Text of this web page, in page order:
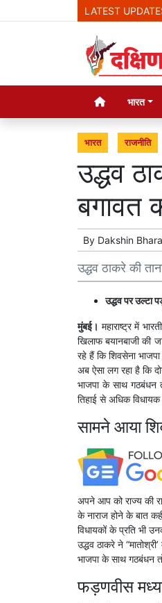
LATEST
भारत
भारत राजनीति
उद्धव
बगावत
By Dakshin
उद्धव ठाकरे की
उद्धव पर उल्टा
मुंबई। महाराष्ट्र में
खिलाफ बयानबाजी की
रहे हैं कि शिवसेना
अब ऐसा लग रहा है कि
भाजपा के साथ गठबंधन
तिहाई से अधिक
सामने आया
अपने आप को राज्य की
के नाराज होने के बात
विधायकों के प्रति भी
उद्धव ठाकरे ने
भाजपा के साथ गठबंधन
फड़णवीस